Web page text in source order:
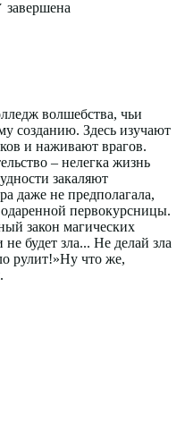
завершена
волшебства, чьи
созданию. Здесь изучают
и наживают врагов.
– нелегка жизнь
закаляют
даже не предполагала,
первокурсницы.
закон магических
будет зла... Не делай зла
рулит!»Ну что же,